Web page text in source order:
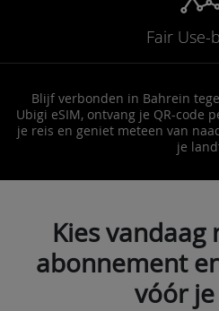
Fair Use-
Blijf verbonden in Bahrein
Ubigi eSIM, ontvang je QR-code
je reis en geniet meteen van
je
Kies vandaag
abonnement
vóór